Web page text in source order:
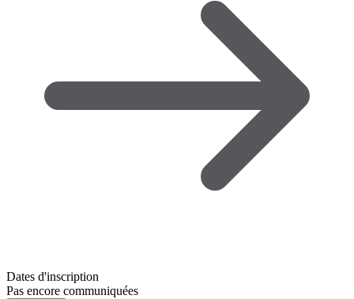
Dates d'inscription
Pas encore communiquées